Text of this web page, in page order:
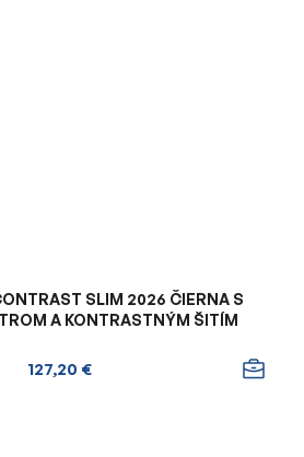
SLIM 2026 ČIERNA S
A KONTRASTNÝM ŠITÍM
127,20 €